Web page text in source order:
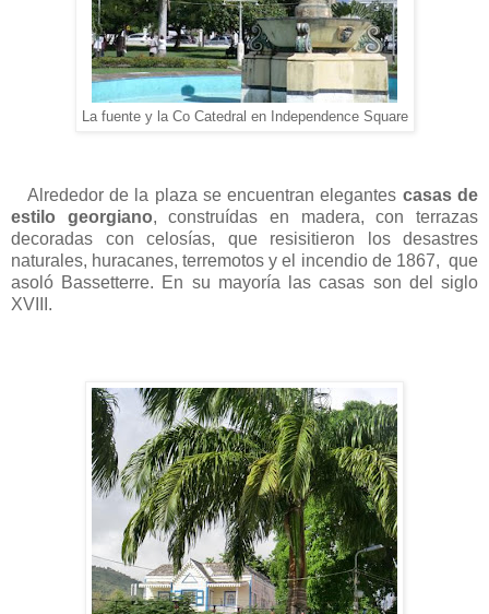
La fuente y la Co Catedral en Independence Square
Alrededor de la plaza se encuentran elegantes casas de
estilo georgiano, construídas en madera, con terrazas
decoradas con celosías, que resisitieron los desastres
naturales, huracanes, terremotos y el incendio de 1867, que
asoló Bassetterre. En su mayoría las casas son del siglo
XVIII.